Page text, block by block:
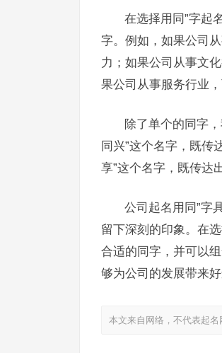
在选择用同”字起
字。例如，如果公司
力；如果公司从事文
果公司从事服务行业
除了单个的同字
同兴”这个名字，既传
享”这个名字，既传达
公司起名用同”字
留下深刻的印象。在
合适的同字，并可以
够为公司的发展带来好
本文来自网络，不代表起名